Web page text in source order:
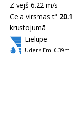
Z vējš 6.22 m/s
Ceļa virsmas t° 20.1
krustojumā
Lielupē
Ūdens līm. 0.39m